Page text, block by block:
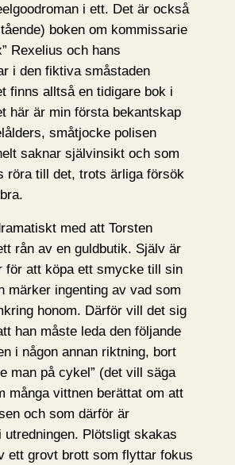
i ett. Det är också
boken om kommissarie
Rexelius och hans
i den fiktiva småstaden
finns alltså en tidigare bok i
här är min första bekantskap
småtjocke polisen
saknar självinsikt och som
röra till det, trots ärliga försök
med att Torsten
rån av en guldbutik. Själv är
för att köpa ett smycke till sin
märker ingenting av vad som
honom. Därför vill det sig
han måste leda den följande
i någon annan riktning, bort
man på cykel” (det vill säga
många vittnen berättat om att
och som därför är
utredningen. Plötsligt skakas
ett grovt brott som flyttar fokus